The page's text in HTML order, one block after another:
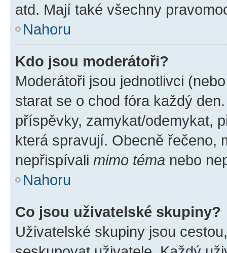
atd. Mají také všechny
Nahoru
Kdo jsou moderátoři?
Moderátoři jsou jednotlivci
starat se o chod fóra každý
příspěvky, zamykat/odemykat,
která spravují. Obecně řečeno,
nepřispívali mimo téma nebo
Nahoru
Co jsou uživatelské skupiny?
Uživatelské skupiny jsou